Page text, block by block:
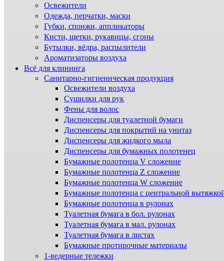
Освежители
Одежда, перчатки, маски
Губки, спонжи, аппликаторы
Кисти, щетки, рукавицы, сгоны
Бутылки, вёдра, распылители
Ароматизаторы воздуха
Всё для клининга
Санитарно-гигиеническая продукция
Освежители воздуха
Сушилки для рук
Фены для волос
Диспенсеры для туалетной бумаги
Диспенсеры для покрытий на унитаз
Диспенсеры для жидкого мыла
Диспенсеры для бумажных полотенец
Бумажные полотенца V сложение
Бумажные полотенца Z сложение
Бумажные полотенца W сложение
Бумажные полотенца с центральной
Бумажные полотенца в рулонах
Туалетная бумага в бол. рулонах
Туалетная бумага в мал. рулонах
Туалетная бумага в листах
Бумажные протирочные материалы
1-ведерные тележки